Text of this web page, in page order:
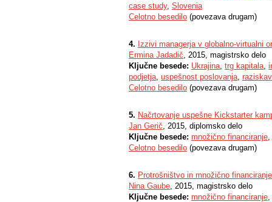
case study, Slovenia
Celotno besedilo (povezava drugam)
4. Izzivi managerja v globalno-virtualni
Ermina Jadadič, 2015, magistrsko delo
Ključne besede: Ukrajina, trg kapitala,
podjetja, uspešnost poslovanja,
Celotno besedilo (povezava drugam)
5. Načrtovanje uspešne Kickstarter
Jan Gerič, 2015, diplomsko delo
Ključne besede: množično financiranje,
Celotno besedilo (povezava drugam)
6. Protrošništvo in množično
Nina Gaube, 2015, magistrsko delo
Ključne besede: množično financiranje,